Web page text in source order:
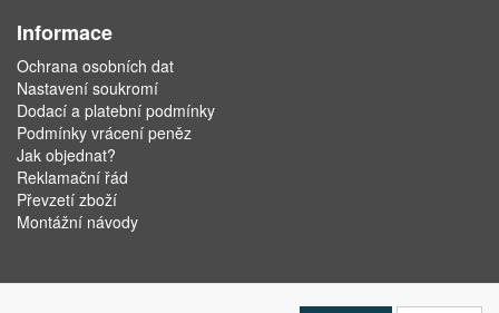
Informace
Ochrana osobních dat
Nastavení soukromí
Dodací a platební podmínky
Podmínky vrácení peněz
Jak objednat?
Reklamační řád
Převzetí zboží
Montážní návody